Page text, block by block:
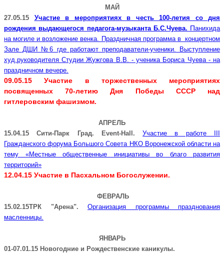
МАЙ
27.05.15 Участие в мероприятиях в честь 100-летия со дня
рождения выдающегося педагога-музыканта Б.С.Чуева. Панихида
на могиле и возложение венка. Праздничная программа в концертном
Зале ДШИ №6 где работают преподаватели-ученики. Выступление
худ.руководителя Студии Жужгова В.В. - ученика Бориса Чуева - на
праздничном вечере.
09.05.15 Участие в торжественных мероприятиях
посвященных 70-летию Дня Победы СССР над
гитлеровским фашизмом.
АПРЕЛЬ
15.04.15 Сити-Парк Град. Event-Hall.Участие в работе
Гражданского форума Большого Совета НКО Воронежской области на
тему «Местные общественные инициативы во благо развития
территорий»
12.04.15 Участие в Пасхальном Богослужении.
ФЕВРАЛЬ
15.02.15ТРК "Арена".
Организация программы празднования
масленницы.
ЯНВАРЬ
01-07.01.15 Новогодние и Рождественские каникулы.